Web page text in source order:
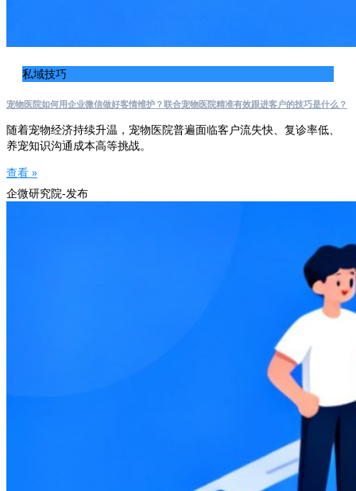
私域技巧
宠物医院如何用企业微信做好客情维护？联合宠物医院精准有效跟进客户的技巧是什么？
随着宠物经济持续升温，宠物医院普遍面临客户流失快、复诊率低、
养宠知识沟通成本高等挑战。
查看 »
企微研究院-发布